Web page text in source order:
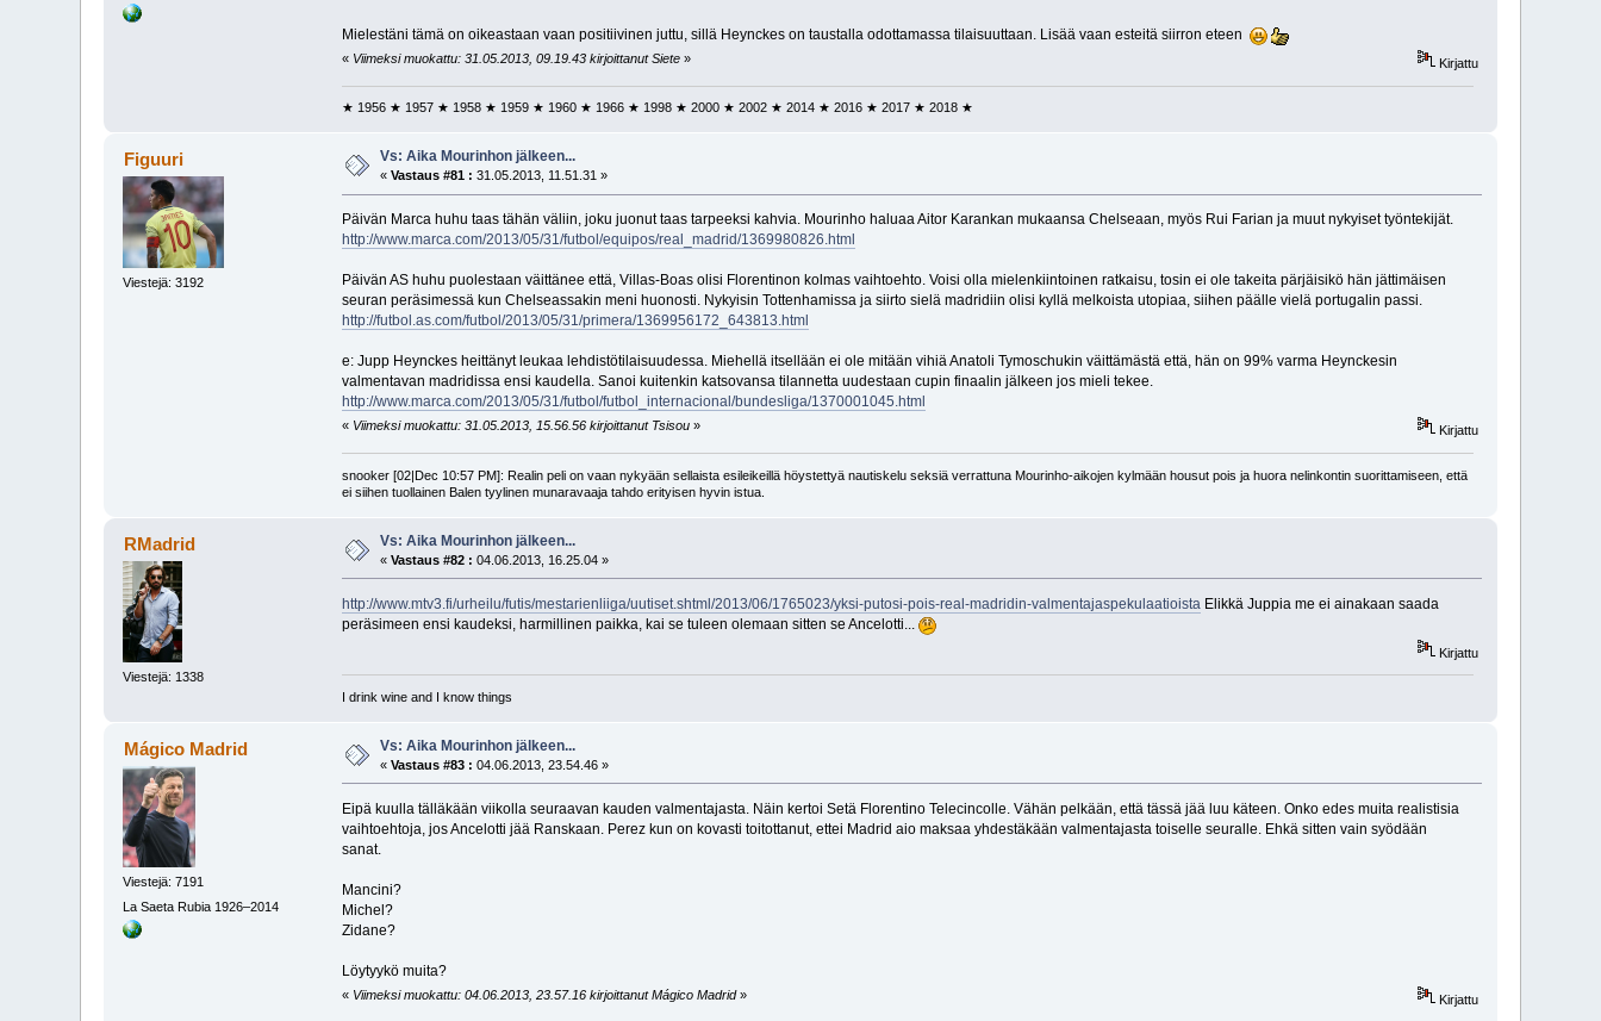
Mielestäni tämä on oikeastaan vaan positiivinen juttu, sillä Heynckes on taustalla odottamassa tilaisuuttaan. Lisää vaan esteitä siirron eteen
« Viimeksi muokattu: 31.05.2013, 09.19.43 kirjoittanut Siete» Kirjattu
★ 1956 ★ 1957 ★ 1958 ★ 1959 ★ 1960 ★ 1966 ★ 1998 ★ 2000 ★ 2002 ★ 2014 ★ 2016 ★ 2017 ★ 2018 ★
Figuuri
Viestejä: 3192
Vs: Aika Mourinhon jälkeen...
«Vastaus #81 : 31.05.2013, 11.51.31 »
Päivän Marca huhu taas tähän väliin, joku juonut taas tarpeeksi kahvia. Mourinho haluaa Aitor Karankan mukaansa Chelseaan, myös Rui Farian ja muut nykyiset työntekijät.
http://www.marca.com/2013/05/31/futbol/equipos/real_madrid/1369980826.html
Päivän AS huhu puolestaan väittänee että, Villas-Boas olisi Florentinon kolmas vaihtoehto. Voisi olla mielenkiintoinen ratkaisu, tosin ei ole takeita pärjäisikö hän jättimäisen
seuran peräsimessä kun Chelseassakin meni huonosti. Nykyisin Tottenhamissa ja siirto sielä madridiin olisi kyllä melkoista utopiaa, siihen päälle vielä portugalin passi.
http://futbol.as.com/futbol/2013/05/31/primera/1369956172_643813.html
e: Jupp Heynckes heittänyt leukaa lehdistötilaisuudessa. Miehellä itsellään ei ole mitään vihiä Anatoli Tymoschukin väittämästä että, hän on 99% varma Heynckesin
valmentavan madridissa ensi kaudella. Sanoi kuitenkin katsovansa tilannetta uudestaan cupin finaalin jälkeen jos mieli tekee.
http://www.marca.com/2013/05/31/futbol/futbol_internacional/bundesliga/1370001045.html
« Viimeksi muokattu: 31.05.2013, 15.56.56 kirjoittanut Tsisou» Kirjattu
snooker [02|Dec 10:57 PM]: Realin peli on vaan nykyään sellaista esileikeillä höystettyä nautiskelu seksiä verrattuna Mourinho-aikojen kylmään housut pois ja huora nelinkontin suorittamiseen, että
ei siihen tuollainen Balen tyylinen munaravaaja tahdo erityisen hyvin istua.
RMadrid
Viestejä: 1338
Vs: Aika Mourinhon jälkeen...
«Vastaus #82 : 04.06.2013, 16.25.04 »
http://www.mtv3.fi/urheilu/futis/mestarienliiga/uutiset.shtml/2013/06/1765023/yksi-putosi-pois-real-madridin-valmentajaspekulaatioista Elikkä Juppia me ei ainakaan saada
peräsimeen ensi kaudeksi, harmillinen paikka, kai se tuleen olemaan sitten se Ancelotti...
Kirjattu
I drink wine and I know things
Mágico Madrid
Viestejä: 7191
La Saeta Rubia 1926–2014
Vs: Aika Mourinhon jälkeen...
«Vastaus #83 : 04.06.2013, 23.54.46 »
Eipä kuulla tälläkään viikolla seuraavan kauden valmentajasta. Näin kertoi Setä Florentino Telecincolle. Vähän pelkään, että tässä jää luu käteen. Onko edes muita realistisia
vaihtoehtoja, jos Ancelotti jää Ranskaan. Perez kun on kovasti toitottanut, ettei Madrid aio maksaa yhdestäkään valmentajasta toiselle seuralle. Ehkä sitten vain syödään
sanat.
Mancini?
Michel?
Zidane?
Löytyykö muita?
« Viimeksi muokattu: 04.06.2013, 23.57.16 kirjoittanut Mágico Madrid» Kirjattu